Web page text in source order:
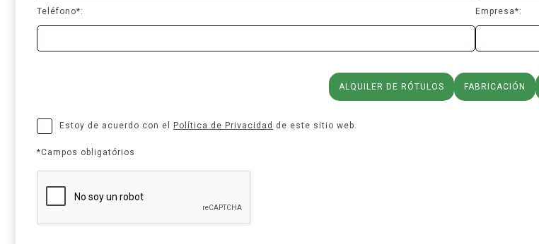
Teléfono*: Empresa*:
ALQUILER DE RÓTULOS FABRICACIÓN
Estoy de acuerdo con el Política de Privacidad de este sitio web.
*Campos obligatórios